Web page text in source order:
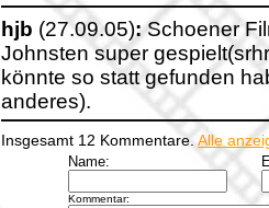
hjb (27.09.05):Schoener
Johnsten super
könnte so statt gefunden
anderes).
Insgesamt 12 Kommentare. Alle
Name:
Kommentar: